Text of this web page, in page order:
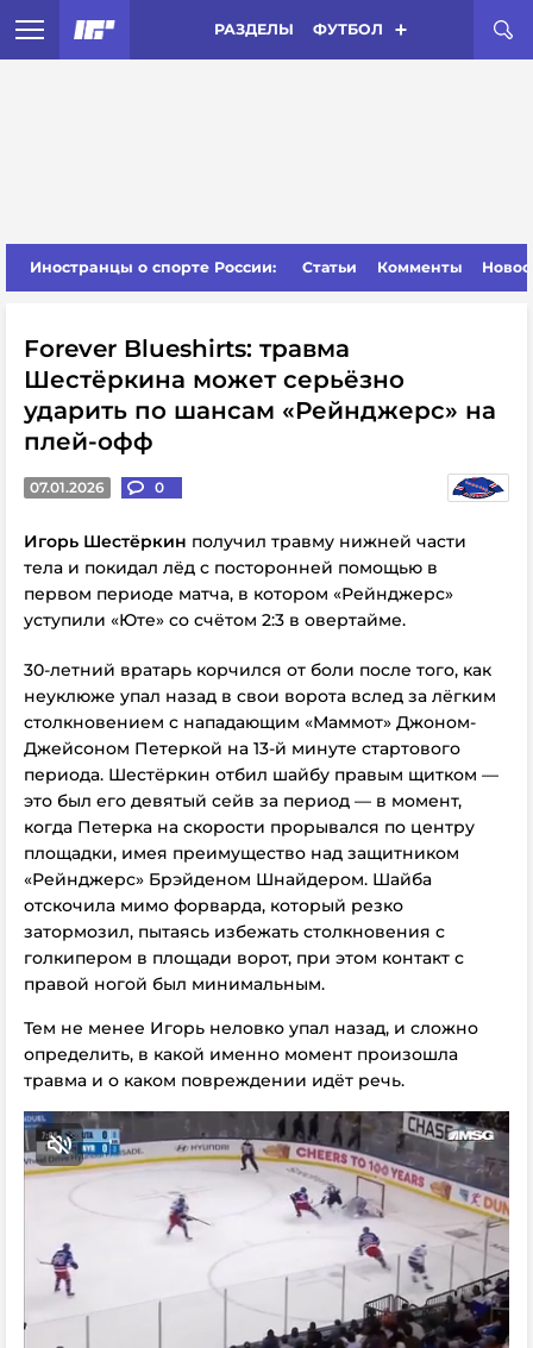
РАЗДЕЛЫ ФУТБОЛ
Иностранцы о спорте России: Статьи Комменты
Forever Blueshirts: травма
Шестёркина может серьёзно
ударить по шансам «Рейнджерс» на
плей-офф
07.01.2026 0
Игорь Шестёркин получил травму нижней части
тела и покидал лёд с посторонней помощью в
первом периоде матча, в котором «Рейнджерс»
уступили «Юте» со счётом 2:3 в овертайме.
30-летний вратарь корчился от боли после того, как
неуклюже упал назад в свои ворота вслед за лёгким
столкновением с нападающим «Маммот» Джоном-
Джейсоном Петеркой на 13-й минуте стартового
периода. Шестёркин отбил шайбу правым щитком —
это был его девятый сейв за период — в момент,
когда Петерка на скорости прорывался по центру
площадки, имея преимущество над защитником
«Рейнджерс» Брэйденом Шнайдером. Шайба
отскочила мимо форварда, который резко
затормозил, пытаясь избежать столкновения с
голкипером в площади ворот, при этом контакт с
правой ногой был минимальным.
Тем не менее Игорь неловко упал назад, и сложно
определить, в какой именно момент произошла
травма и о каком повреждении идёт речь.